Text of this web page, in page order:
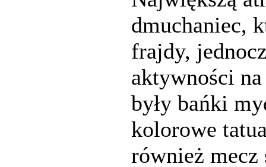
dmuchaniec,
frajdy,
aktywności
były bańki
kolorowe
również